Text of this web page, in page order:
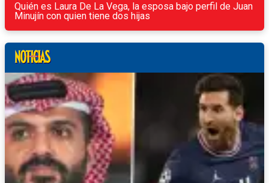
Quién es Laura De La Vega, la esposa bajo perfil de Juan
Minujín con quien tiene dos hijas